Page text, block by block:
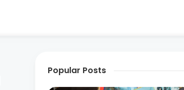
Popular Posts